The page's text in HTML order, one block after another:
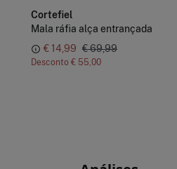
Cortefiel
Mala ráfia alça entrançada
€ 14,99 € 69,99
Desconto € 55,00